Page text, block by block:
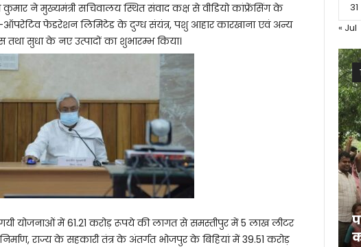
कुमार ने मुख्यमंत्री सचिवालय स्थित संवाद कक्ष से वीडियो कांफ्रेंसिंग के
ऑपरेटिव फेडरेशन लिमिटेड के दुग्ध संयंत्र, पशु आहार कारखाना एवं अन्य
तथा सुधा के नए उत्पादों का शुभारम्भ किया।
गयी योजनाओं में 61.21 करोड़ रूपये की लागत से समस्तीपुर में 5 लाख लीटर
राज्य के सहकारी तंत्र के अंतर्गत भोजपुर के बिहियां में 39.51 करोड़
31
« Jul